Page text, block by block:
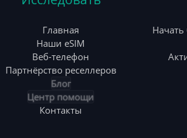
Главная
Наши eSIM
Веб-телефон
Партнёрство реселлеров
Блог
Центр помощи
Контакты
Начать